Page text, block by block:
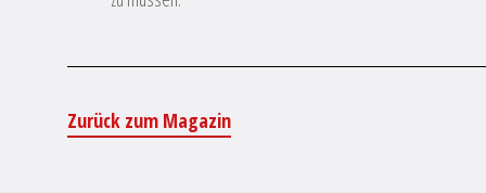
Zurück zum Magazin